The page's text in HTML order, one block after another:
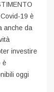
19 è
anche da
investire
è
oggi